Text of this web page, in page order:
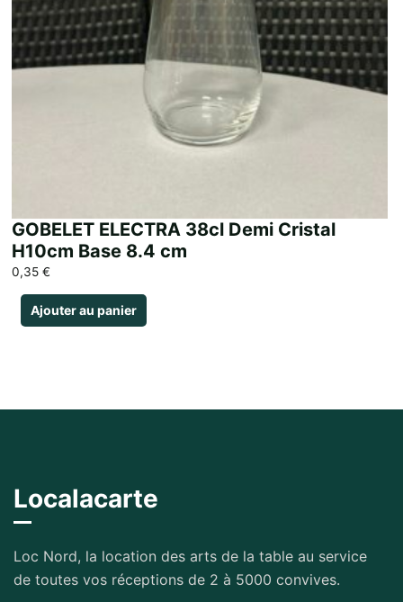
GOBELET ELECTRA 38cl Demi Cristal
H10cm Base 8.4 cm
0,35 €
Ajouter au panier
Localacarte
Loc Nord, la location des arts de la table au service
de toutes vos réceptions de 2 à 5000 convives.